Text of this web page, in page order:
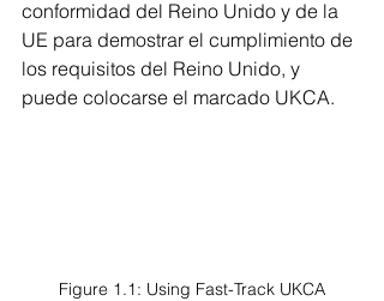
conformidad del Reino Unido y de la
UE para demostrar el cumplimiento de
los requisitos del Reino Unido, y
puede colocarse el marcado UKCA.
Figure 1.1: Using Fast-Track UKCA